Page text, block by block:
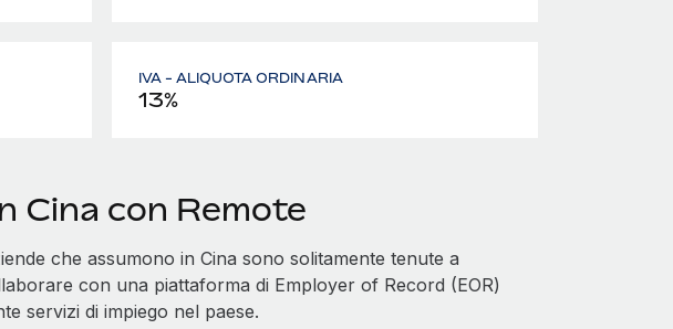
IVA - ALIQUOTA ORDINARIA
13%
Cina con Remote
che assumono in Cina sono solitamente tenute a
con una piattaforma di Employer of Record (EOR)
servizi di impiego nel paese.